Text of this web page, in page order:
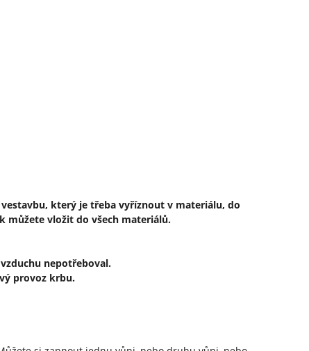
který je třeba vyříznout v materiálu, do
můžete vložit do všech materiálů.
nepotřeboval.
provoz krbu.